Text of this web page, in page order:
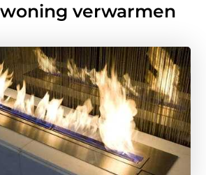
verwarmen